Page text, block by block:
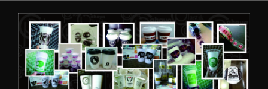
konten